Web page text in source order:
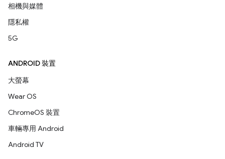
相機與媒體
隱私權
5G
ANDROID 裝置
大螢幕
Wear OS
ChromeOS 裝置
車輛專用 Android
Android TV